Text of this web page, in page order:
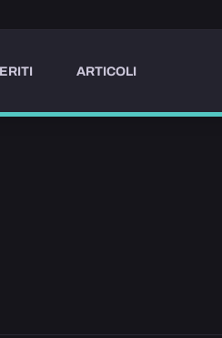
ARTICOLI